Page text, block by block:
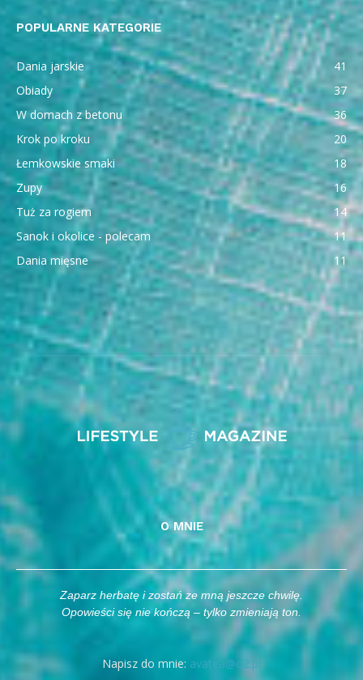
POPULARNE KATEGORIE
Dania jarskie
41
Obiady
37
W domach z betonu
36
Krok po kroku
20
Łemkowskie smaki
18
Zupy
16
Tuż za rogiem
14
Sanok i okolice - polecam
11
Dania mięsne
11
O MNIE
Zaparz herbatę i zostań ze mną jeszcze chwilę.
Opowieści się nie kończą – tylko zmieniają ton.
Napisz do mnie: avatea@o2.pl